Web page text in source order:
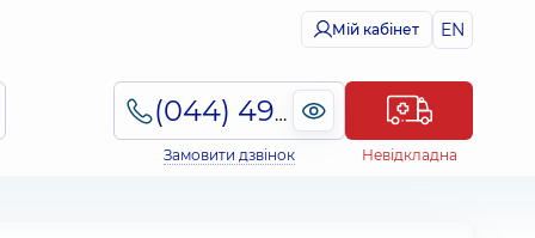
Мій кабінет EN
(044) 495-2-888
Замовити дзвінок Невідкладна